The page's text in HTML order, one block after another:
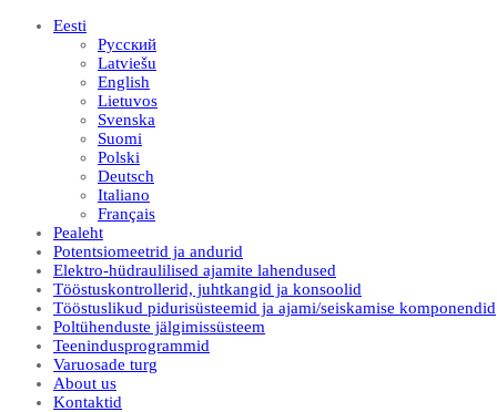
Eesti
Русский
Latviešu
English
Lietuvos
Svenska
Suomi
Polski
Deutsch
Italiano
Français
Pealeht
Potentsiomeetrid ja andurid
Elektro-hüdraulilised ajamite lahendused
Tööstuskontrollerid, juhtkangid ja konsoolid
Tööstuslikud pidurisüsteemid ja ajami/seiskamise komponendid
Poltühenduste jälgimissüsteem
Teenindusprogrammid
Varuosade turg
About us
Kontaktid